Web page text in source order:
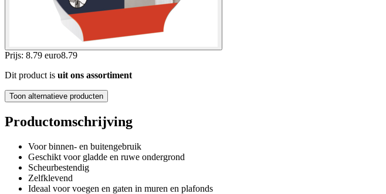
Prijs: 8.79 euro8.79
Dit product is uit ons assortiment
Toon alternatieve producten
Productomschrijving
Voor binnen- en buitengebruik
Geschikt voor gladde en ruwe ondergrond
Scheurbestendig
Zelfklevend
Ideaal voor voegen en gaten in muren en plafonds